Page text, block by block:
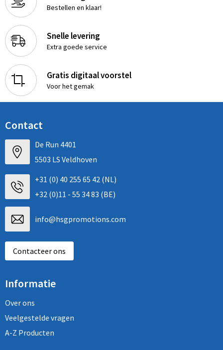
Bestellen en klaar!
Snelle levering
Extra goede service
Gratis digitaal voorstel
Voor het gemak
Contact
De Run 4401
5503 LS Veldhoven
+31 (0) 40 255 65 42 (NL)
+32 (0)11 - 55 34 83 (BE)
info@hsgpromotions.com
Contacteer ons
Informatie
Over ons
Veelgestelde vragen
A-Z Producten